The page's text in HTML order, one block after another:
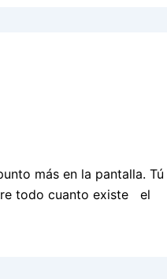
más en la pantalla. Tú
todo cuanto existe el